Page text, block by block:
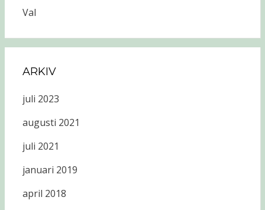
Val
ARKIV
juli 2023
augusti 2021
juli 2021
januari 2019
april 2018